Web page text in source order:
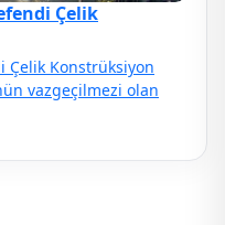
Çelik
Konstrüksiyon
vazgeçilmezi olan